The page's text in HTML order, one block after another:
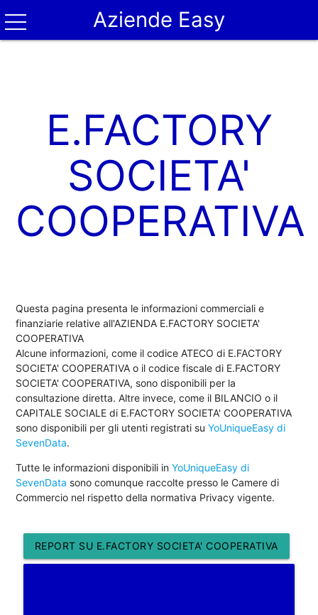
Aziende Easy
E.FACTORY
SOCIETA'
COOPERATIVA
Questa pagina presenta le informazioni commerciali e
finanziarie relative all'AZIENDA E.FACTORY SOCIETA'
COOPERATIVA
Alcune informazioni, come il codice ATECO di E.FACTORY
SOCIETA' COOPERATIVA o il codice fiscale di E.FACTORY
SOCIETA' COOPERATIVA, sono disponibili per la
consultazione diretta. Altre invece, come il BILANCIO o il
CAPITALE SOCIALE di E.FACTORY SOCIETA' COOPERATIVA
sono disponibili per gli utenti registrati suYoUniqueEasy di
SevenData.
Tutte le informazioni disponibili inYoUniqueEasy di
SevenData sono comunque raccolte presso le Camere di
Commercio nel rispetto della normativa Privacy vigente.
REPORT SU E.FACTORY SOCIETA' COOPERATIVA